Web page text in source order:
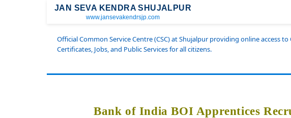
JAN SEVA KENDRA SHUJALPUR
www.jansevakendrsjp.com
Official Common Service Centre (CSC) at Shujalpur providing online access
Certificates, Jobs, and Public Services for all citizens.
Bank of India BOI Apprentices